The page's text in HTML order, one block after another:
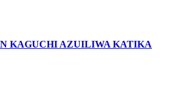
KAGUCHI AZUILIWA KATIKA